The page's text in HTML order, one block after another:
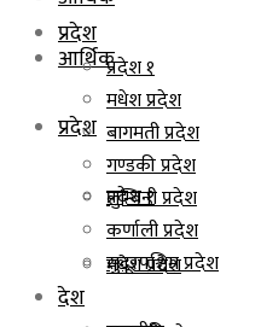
आर्थिक
प्रदेश
प्रदेश १
मधेश प्रदेश
प्रदेश
प्रदेश १
मधेश प्रदेश
बागमती प्रदेश
गण्डकी प्रदेश
लुम्बिनी प्रदेश
कर्णाली प्रदेश
सुदूरपश्चिम प्रदेश
देश